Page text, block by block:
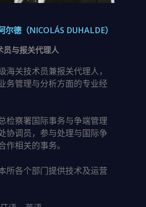
尔德（NICOLÁS DUHALDE）
员与报关代理人
海关技术员兼报关代理人，
务管理与分析方面的专业经
检察署国际事务与争端管理
协调员，参与处理与国际争
作相关的事务。
所各个部门提供技术及运营